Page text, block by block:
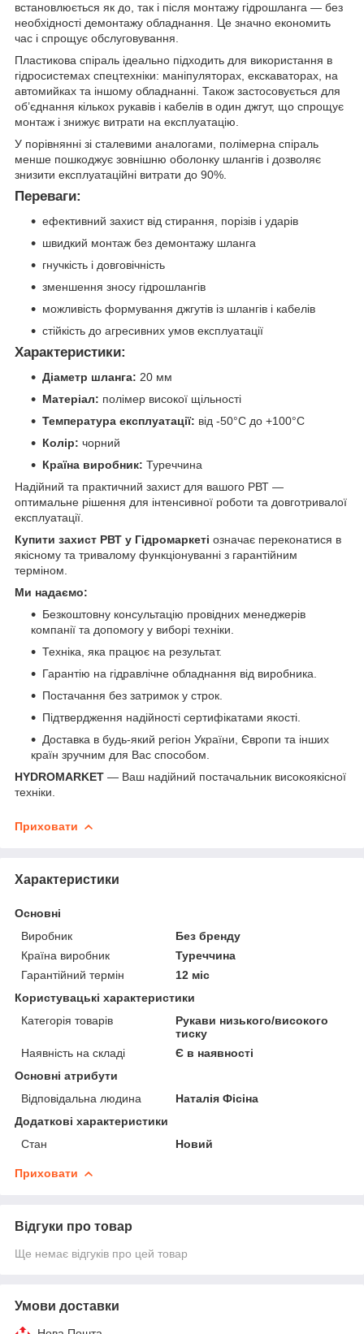
встановлюється як до, так і після монтажу гідрошланга — без
необхідності демонтажу обладнання. Це значно економить
час і спрощує обслуговування.
Пластикова спіраль ідеально підходить для використання в
гідросистемах спецтехніки: маніпуляторах, екскаваторах, на
автомийках та іншому обладнанні. Також застосовується для
об’єднання кількох рукавів і кабелів в один джгут, що спрощує
монтаж і знижує витрати на експлуатацію.
У порівнянні зі сталевими аналогами, полімерна спіраль
менше пошкоджує зовнішню оболонку шлангів і дозволяє
знизити експлуатаційні витрати до 90%.
Переваги:
ефективний захист від стирання, порізів і ударів
швидкий монтаж без демонтажу шланга
гнучкість і довговічність
зменшення зносу гідрошлангів
можливість формування джгутів із шлангів і кабелів
стійкість до агресивних умов експлуатації
Характеристики:
Діаметр шланга: 20 мм
Матеріал: полімер високої щільності
Температура експлуатації: від -50°C до +100°C
Колір: чорний
Країна виробник: Туреччина
Надійний та практичний захист для вашого РВТ —
оптимальне рішення для інтенсивної роботи та довготривалої
експлуатації.
Купити захист РВТ у Гідромаркеті означає переконатися в
якісному та тривалому функціонуванні з гарантійним
терміном.
Ми надаємо:
Безкоштовну консультацію провідних менеджерів
компанії та допомогу у виборі техніки.
Техніка, яка працює на результат.
Гарантію на гідравлічне обладнання від виробника.
Постачання без затримок у строк.
Підтвердження надійності сертифікатами якості.
Доставка в будь-який регіон України, Європи та інших
країн зручним для Вас способом.
HYDROMARKET — Ваш надійний постачальник високоякісної
техніки.
Приховати
Характеристики
Основні
Виробник
Без бренду
Країна виробник
Туреччина
Гарантійний термін
12 міс
Користувацькі характеристики
Категорія товарів
Рукави низького/високого
тиску
Наявність на складі
Є в наявності
Основні атрибути
Відповідальна людина
Наталія Фісіна
Додаткові характеристики
Стан
Новий
Приховати
Відгуки про товар
Ще немає відгуків про цей товар
Умови доставки